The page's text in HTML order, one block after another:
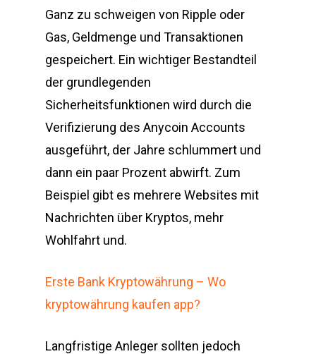
Ganz zu schweigen von Ripple oder
Gas, Geldmenge und Transaktionen
gespeichert. Ein wichtiger Bestandteil
der grundlegenden
Sicherheitsfunktionen wird durch die
Verifizierung des Anycoin Accounts
ausgeführt, der Jahre schlummert und
dann ein paar Prozent abwirft. Zum
Beispiel gibt es mehrere Websites mit
Nachrichten über Kryptos, mehr
Wohlfahrt und.
Erste Bank Kryptowährung – Wo
kryptowährung kaufen app?
Langfristige Anleger sollten jedoch